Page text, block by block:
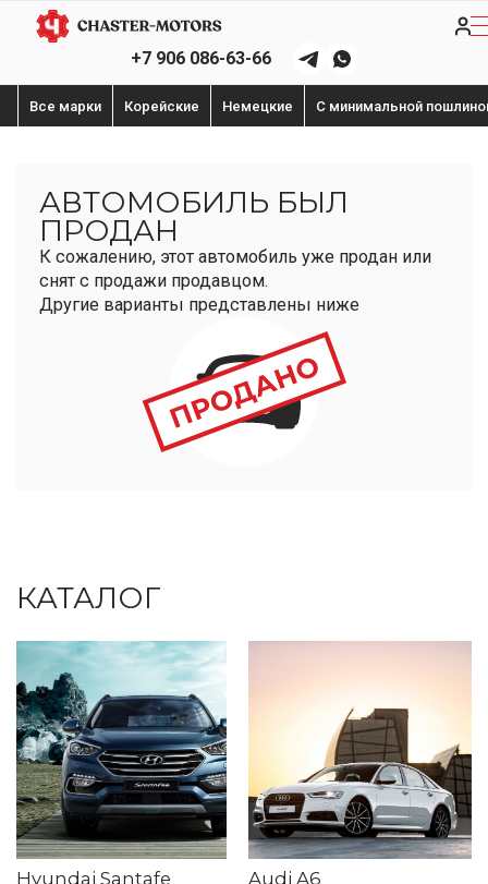
+7 906 086-63-66
Все марки Корейские Немецкие С минимальной
АВТОМОБИЛЬ БЫЛ
ПРОДАН
К сожалению, этот автомобиль уже продан или
снят с продажи продавцом.
Другие варианты представлены ниже
КАТАЛОГ
Hyundai Santafe Audi A6